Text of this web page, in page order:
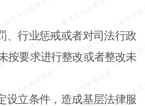
、行业惩戒或者对司法行政
按要求进行整改或者整改未
设立条件，造成基层法律服